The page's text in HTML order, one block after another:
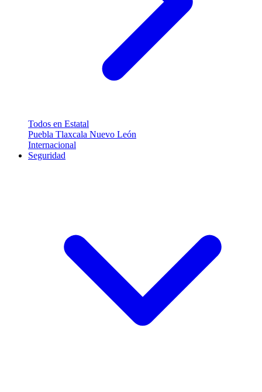
Todos en Estatal
Puebla Tlaxcala Nuevo León
Internacional
Seguridad